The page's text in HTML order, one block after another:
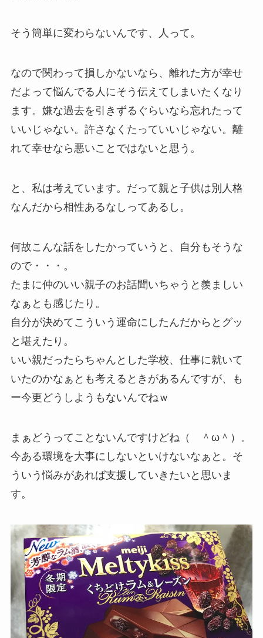
そう簡単に変わらないんです、人って。
なので関わって損しかないなら、離れた方が幸せ
だよって悩んでる人にそう伝えてしまいたくなり
ます。嫌な過去を引きずるぐらいなら忘れたって
いいじゃない。許さなくたっていいじゃない。離
れて幸せなら悪いことではないと思う。
と、私は考えています。だって親と子供は別人格
なんだから相性あるなしってあるし。
何故こんな話をしたかっていうと、自分もそうな
ので・・・。
たまに仲のいい親子のお話聞いちゃうと羨ましい
なぁとも感じたり。
自分が決めてこういう運命にしたんだからとグッ
と堪えたり。
いい親だったらちゃんとした学校、仕事に就いて
いたのかなぁとも考えるときがあるんですが、も
ー今更どうしようもないんでねｗ
まぁどうってことないんですけどね（ ＾ω＾）。
今ある環境を大事にしないといけないなぁと。そ
ういう悩みがあれば支援していきたいと思いま
す。